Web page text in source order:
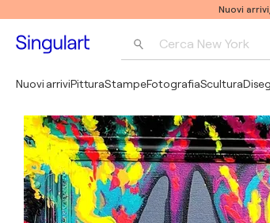
Nuovi
Cerca New York
Pablo
Nuovi arriviPitturaStampeFotografiaScultura